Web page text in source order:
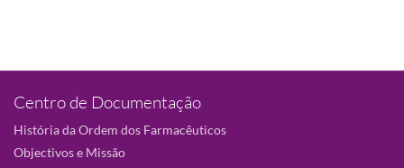
Centro de Documentação
História da Ordem dos Farmacêuticos
Objectivos e Missão